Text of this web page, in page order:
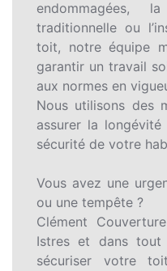
endommagées,
traditionnelle ou
toit, notre équipe
garantir un travail
aux normes en
Nous utilisons des
assurer la
sécurité de votre
Vous avez une
ou une tempête ?
Clément
Istres et dans tout
sécuriser votre